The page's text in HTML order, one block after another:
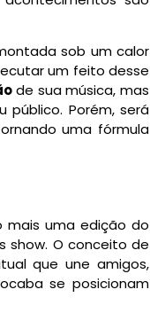
sob um calor
um feito desse
de sua música, mas
público. Porém, será
uma fórmula
mais uma edição do
show. O conceito de
que une amigos,
se posicionam